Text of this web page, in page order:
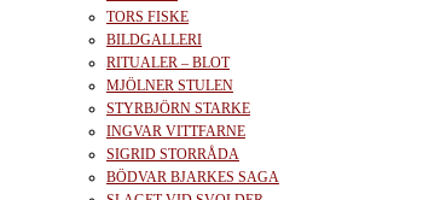
TORS FISKE
BILDGALLERI
RITUALER – BLOT
MJÖLNER STULEN
STYRBJÖRN STARKE
INGVAR VITTFARNE
SIGRID STORRÅDA
BÖDVAR BJARKES SAGA